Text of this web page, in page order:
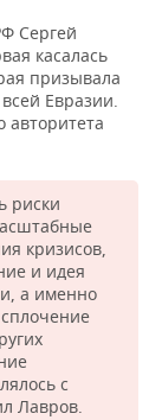
Сергей
касалась
призывала
Евразии.
авторитета
риски
кризисов,
и идея
а именно
с
Лавров.